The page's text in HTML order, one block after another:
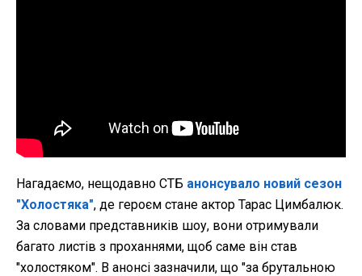
Нагадаємо, нещодавно СТБ анонсувало новий сезон
"Холостяка", де героєм стане актор Тарас Цимбалюк.
За словами представників шоу, вони отримували
багато листів з проханнями, щоб саме він став
"холостяком". В анонсі зазначили, що "за брутальною